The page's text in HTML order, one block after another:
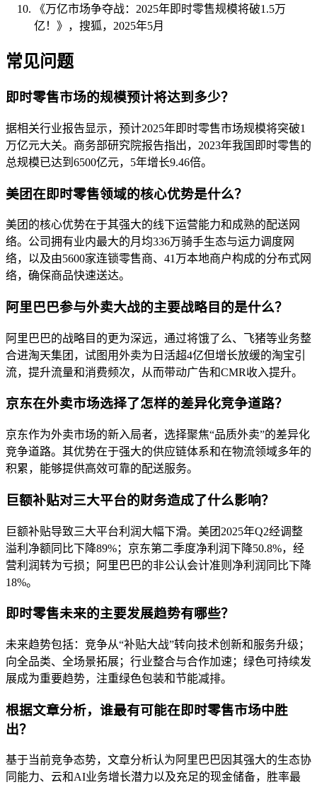
《万亿市场争夺战：2025年即时零售规模将破1.5万
亿！》，搜狐，2025年5月
常见问题
即时零售市场的规模预计将达到多少？
据相关行业报告显示，预计2025年即时零售市场规模将突破1
万亿元大关。商务部研究院报告指出，2023年我国即时零售的
总规模已达到6500亿元，5年增长9.46倍。
美团在即时零售领域的核心优势是什么？
美团的核心优势在于其强大的线下运营能力和成熟的配送网
络。公司拥有业内最大的月均336万骑手生态与运力调度网
络，以及由5600家连锁零售商、41万本地商户构成的分布式网
络，确保商品快速送达。
阿里巴巴参与外卖大战的主要战略目的是什么？
阿里巴巴的战略目的更为深远，通过将饿了么、飞猪等业务整
合进淘天集团，试图用外卖为日活超4亿但增长放缓的淘宝引
流，提升流量和消费频次，从而带动广告和CMR收入提升。
京东在外卖市场选择了怎样的差异化竞争道路？
京东作为外卖市场的新入局者，选择聚焦“品质外卖”的差异化
竞争道路。其优势在于强大的供应链体系和在物流领域多年的
积累，能够提供高效可靠的配送服务。
巨额补贴对三大平台的财务造成了什么影响？
巨额补贴导致三大平台利润大幅下滑。美团2025年Q2经调整
溢利净额同比下降89%；京东第二季度净利润下降50.8%，经
营利润转为亏损；阿里巴巴的非公认会计准则净利润同比下降
18%。
即时零售未来的主要发展趋势有哪些？
未来趋势包括：竞争从“补贴大战”转向技术创新和服务升级；
向全品类、全场景拓展；行业整合与合作加速；绿色可持续发
展成为重要趋势，注重绿色包装和节能减排。
根据文章分析，谁最有可能在即时零售市场中胜
出？
基于当前竞争态势，文章分析认为阿里巴巴因其强大的生态协
同能力、云和AI业务增长潜力以及充足的现金储备，胜率最